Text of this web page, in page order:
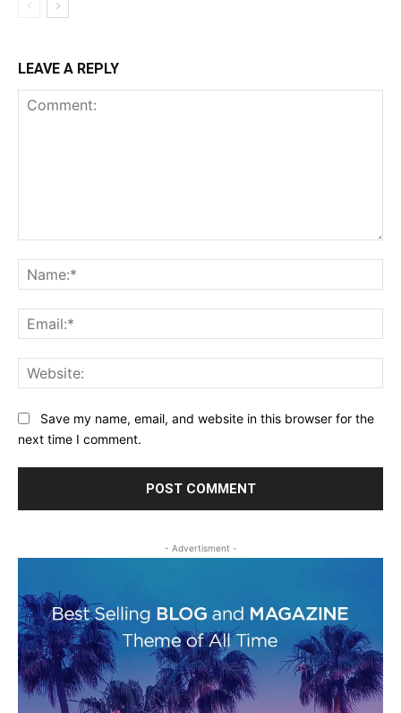
LEAVE A REPLY
Save my name, email, and website in this browser for the
next time I comment.
- Advertisment -